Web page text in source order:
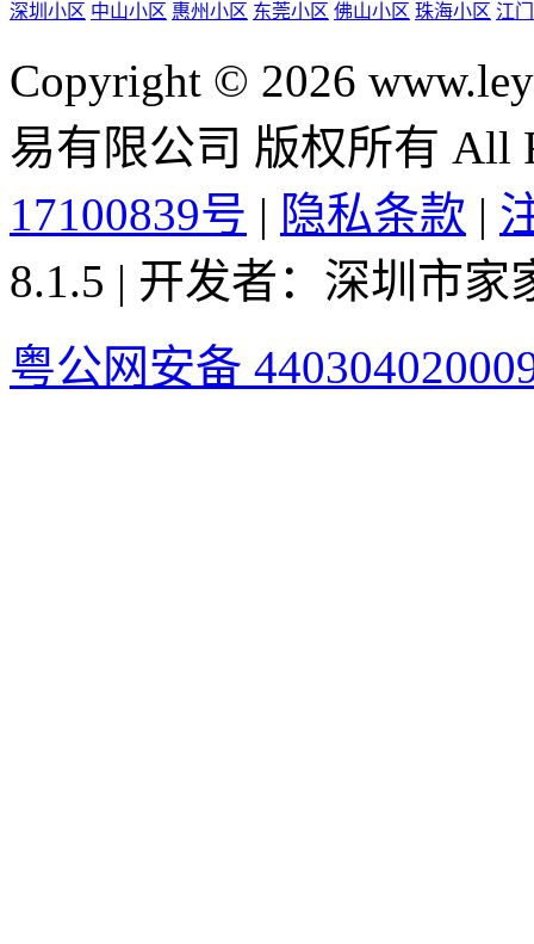
深圳小区 中山小区 惠州小区 东莞小区 佛山小区 珠海小区 江
Copyright © 2026
易有限公司 版权所有 All
17100839号 | 隐私条款 |
8.1.5 | 开发者：深圳市
粤公网安备